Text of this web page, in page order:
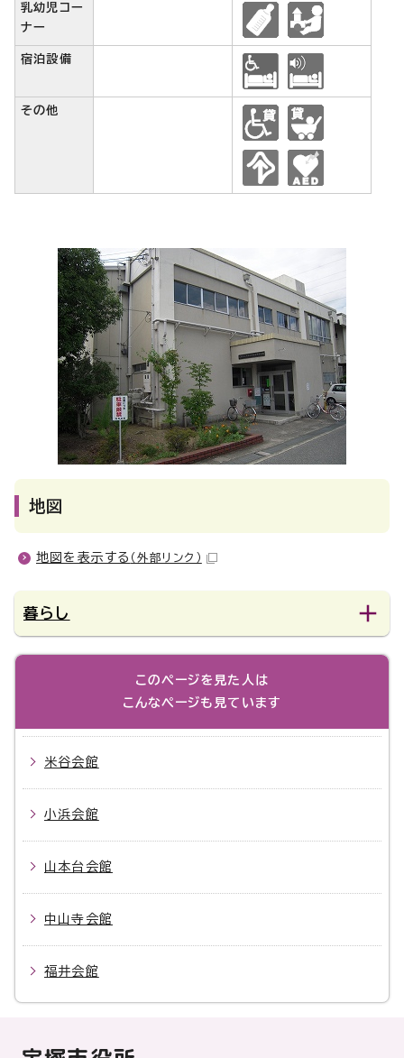
乳幼児コー
ナー
宿泊設備
その他
地図
地図を表示する （外部リンク）
暮らし
このページを見た人は
こんなページも見ています
米谷会館
小浜会館
山本台会館
中山寺会館
福井会館